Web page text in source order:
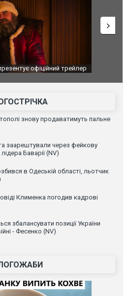
ДТП просто під час
лісову
пункту
знову продаватимуть пальне
заарештували через фейкову
Баварії (NV)
в Одеській області, льотчик
Клименка погодив кадрові
збалансувати позиції України
- Фесенко (NV)